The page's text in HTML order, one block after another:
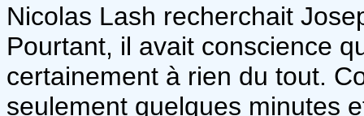
Nicolas Lash recherchait
Pourtant, il avait conscience
certainement à rien du tout.
seulement quelques minutes